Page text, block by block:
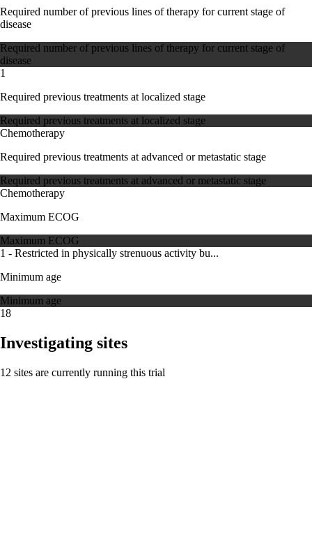
Required number of previous lines of therapy for current stage of
disease
Required number of previous lines of therapy for current stage of
disease
1
Required previous treatments at localized stage
Required previous treatments at localized stage
Chemotherapy
Required previous treatments at advanced or metastatic stage
Required previous treatments at advanced or metastatic stage
Chemotherapy
Maximum ECOG
Maximum ECOG
1 - Restricted in physically strenuous activity bu...
Minimum age
Minimum age
18
Investigating sites
12 sites are currently running this trial